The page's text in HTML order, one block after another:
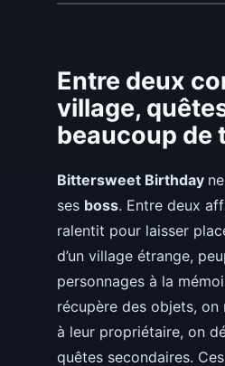
Entre deux
village,
beaucoup de
Bittersweet Birthday
ses boss. Entre deux
ralentit pour laisser
d’un village étrange,
personnages à la
récupère des objets, on
à leur propriétaire, on
quêtes secondaires.